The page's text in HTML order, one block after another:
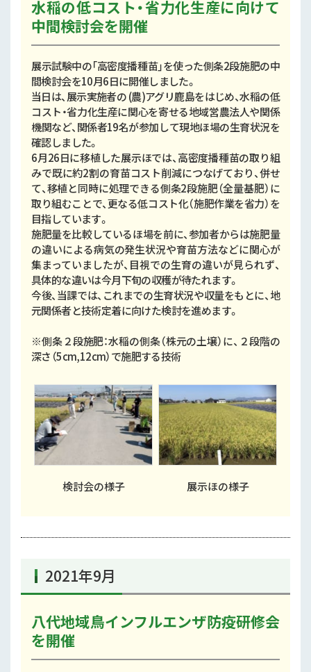
検討会の様子 展示ほの様子
水稲の低コスト・省力化生産に向けて
中間検討会を開催
展示試験中の「高密度播種苗」を使った側条2段施肥の中
間検討会を10月6日に開催しました。
当日は、展示実施者の (農)アグリ鹿島をはじめ、水稲の低
コスト・省力化生産に関心を寄せる地域営農法人や関係
機関など、関係者19名が参加して現地ほ場の生育状況を
確認しました。
6月26日に移植した展示ほでは、高密度播種苗の取り組
みで既に約2割の育苗コスト削減につなげており、併せ
て、移植と同時に処理できる側条2段施肥（全量基肥）に
取り組むことで、更なる低コスト化（施肥作業を省力）を
目指しています。
施肥量を比較しているほ場を前に、参加者からは施肥量
の違いによる病気の発生状況や育苗方法などに関心が
集まっていましたが、目視での生育の違いが見られず、
具体的な違いは今月下旬の収穫が待たれます。
今後、当課では、これまでの生育状況や収量をもとに、地
元関係者と技術定着に向けた検討を進めます。
※側条２段施肥：水稲の側条（株元の土壌）に、２段階の
深さ（5cm,12cm）で施肥する技術
2021年9月
八代地域鳥インフルエンザ防疫研修会
を開催